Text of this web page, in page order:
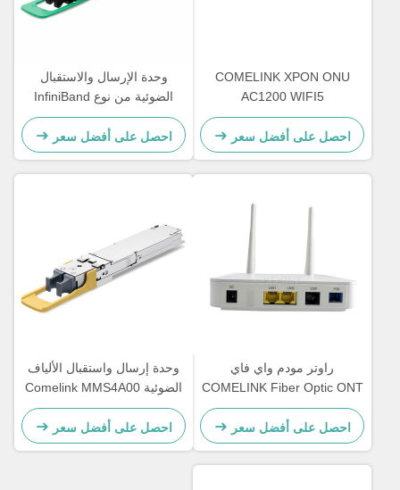
COMELINK XPON ONU
AC1200 WIFI5
4GE+1POTS+WIFI
2.4G&5.8G Wireless Onu
احصل على أفضل سعر
وحدة الإرسال والاستقبال
الضوئية من نوع InfiniBand
المتوافقة مع Comelink 1.6T 2
X FR4 OSFP ذات السطح
المسطح PAM4 1310nm 2km
مزدوجة LC/UPC SMF
احصل على أفضل سعر
راوتر مودم واي فاي
COMELINK Fiber Optic ONT
1 جيجابت إيثرنت، 1 فاست
إيثرنت، 1 خط هاتف، 2 منفذ
شبكة محلية، Gpon ONU
احصل على أفضل سعر
وحدة إرسال واستقبال الألياف
الضوئية Comelink MMS4A00
تصعد من 17 إلى 500 متر،
1600 جيجابت في الثانية، 1.6
تيرابايت، 2xDR4، منفذ مزدوج
احصل على أفضل سعر